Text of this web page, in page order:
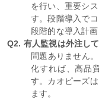
を行い、重要シ
す。段階導入で
段階的な導入計画
Q2. 有人監視は外注し
問題ありません
化すれば、高品
す。カオピーズ
ます。